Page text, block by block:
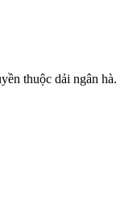
thuộc dải ngân hà.